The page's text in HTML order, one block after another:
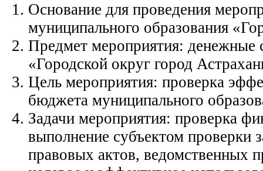
Основание для проведения
муниципального образования
Предмет мероприятия: денежные
«Городской округ город
Цель мероприятия: проверка
бюджета муниципального
Задачи мероприятия: проверка
выполнение субъектом проверки
правовых актов, ведомственных